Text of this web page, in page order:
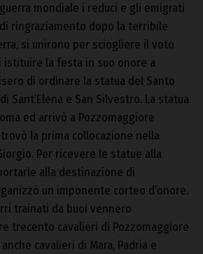
mondiale i reduci e gli emigrati
ringraziamento dopo la terribile
si unirono per sciogliere il voto
la festa in suo onore a
di ordinare la statua del Santo
Sant’Elena e San Silvestro. La statua
ed arrivò a Pozzomaggiore
trovò la prima collocazione nella
Per ricevere le statue alla
alla destinazione di
un imponente corteo d’onore.
trainati da buoi vennero
trecento cavalieri di Pozzomaggiore
cavalieri di Mara, Padria e